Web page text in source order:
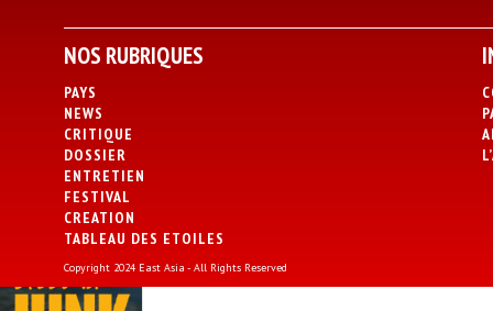
NOS RUBRIQUES
PAYS
NEWS
CRITIQUE
DOSSIER
ENTRETIEN
FESTIVAL
CREATION
TABLEAU DES ETOILES
Copyright 2024 East Asia - All Rights Reserved